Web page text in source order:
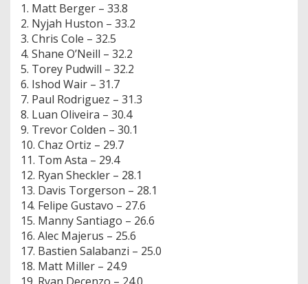
1. Matt Berger – 33.8
2. Nyjah Huston – 33.2
3. Chris Cole – 32.5
4. Shane O’Neill – 32.2
5. Torey Pudwill – 32.2
6. Ishod Wair – 31.7
7. Paul Rodriguez – 31.3
8. Luan Oliveira – 30.4
9. Trevor Colden – 30.1
10. Chaz Ortiz – 29.7
11. Tom Asta – 29.4
12. Ryan Sheckler – 28.1
13. Davis Torgerson – 28.1
14. Felipe Gustavo – 27.6
15. Manny Santiago – 26.6
16. Alec Majerus – 25.6
17. Bastien Salabanzi – 25.0
18. Matt Miller – 24.9